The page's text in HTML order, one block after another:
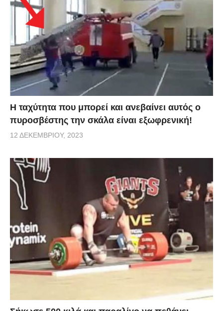
Η ταχύτητα που μπορεί και ανεβαίνει αυτός ο
πυροσβέστης την σκάλα είναι εξωφρενική!
12 ΔΕΚΕΜΒΡΊΟΥ, 2023